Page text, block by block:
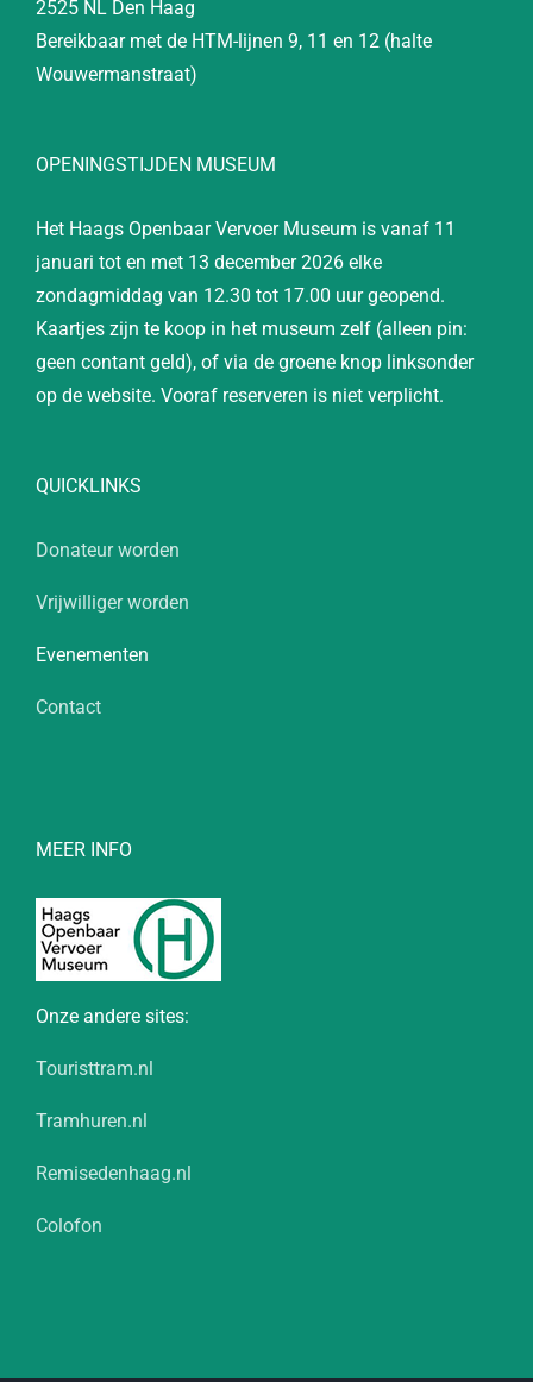
2525 NL Den Haag
Bereikbaar met de HTM-lijnen 9, 11 en 12 (halte
Wouwermanstraat)
OPENINGSTIJDEN MUSEUM
Het Haags Openbaar Vervoer Museum is vanaf 11
januari tot en met 13 december 2026 elke
zondagmiddag van 12.30 tot 17.00 uur geopend.
Kaartjes zijn te koop in het museum zelf (alleen pin:
geen contant geld), of via de groene knop linksonder
op de website. Vooraf reserveren is niet verplicht.
QUICKLINKS
Donateur worden
Vrijwilliger worden
Evenementen
Contact
MEER INFO
Onze andere sites:
Touristtram.nl
Tramhuren.nl
Remisedenhaag.nl
Colofon